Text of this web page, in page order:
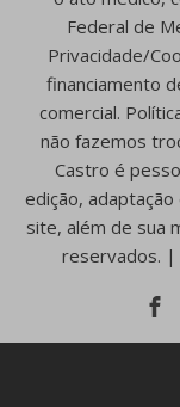
Federal de
Privacidade/
financiamento
comercial.
não fazemos
Castro é
edição,
site, além de sua
reservados. |